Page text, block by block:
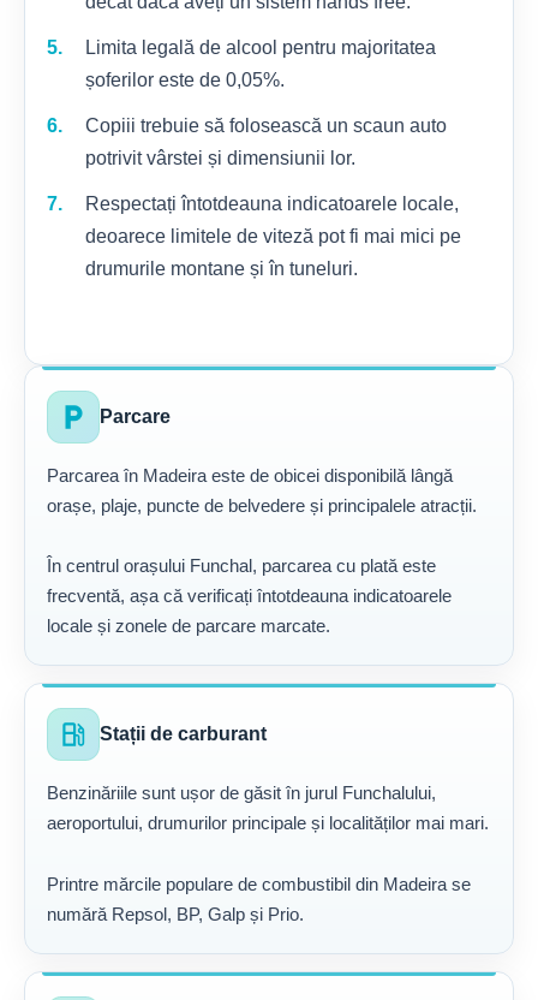
Limita legală de alcool pentru majoritatea
șoferilor este de 0,05%.
Copiii trebuie să folosească un scaun auto
potrivit vârstei și dimensiunii lor.
Respectați întotdeauna indicatoarele locale,
deoarece limitele de viteză pot fi mai mici pe
drumurile montane și în tuneluri.
local_parking Parcare
Parcarea în Madeira este de obicei disponibilă lângă
orașe, plaje, puncte de belvedere și principalele atracții.
În centrul orașului Funchal, parcarea cu plată este
frecventă, așa că verificați întotdeauna indicatoarele
locale și zonele de parcare marcate.
local_gas_station Stații de carburant
Benzinăriile sunt ușor de găsit în jurul Funchalului,
aeroportului, drumurilor principale și localităților mai mari.
Printre mărcile populare de combustibil din Madeira se
numără Repsol, BP, Galp și Prio.